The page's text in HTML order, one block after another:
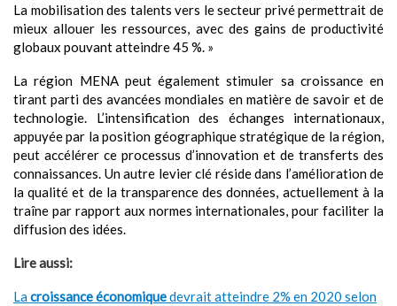
La mobilisation des talents vers le secteur privé permettrait de
mieux allouer les ressources, avec des gains de productivité
globaux pouvant atteindre 45 %. »
La région MENA peut également stimuler sa croissance en
tirant parti des avancées mondiales en matière de savoir et de
technologie. L’intensification des échanges internationaux,
appuyée par la position géographique stratégique de la région,
peut accélérer ce processus d’innovation et de transferts des
connaissances. Un autre levier clé réside dans l’amélioration de
la qualité et de la transparence des données, actuellement à la
traîne par rapport aux normes internationales, pour faciliter la
diffusion des idées.
Lire aussi:
Lacroissance économiquedevrait atteindre 2% en 2020 selon